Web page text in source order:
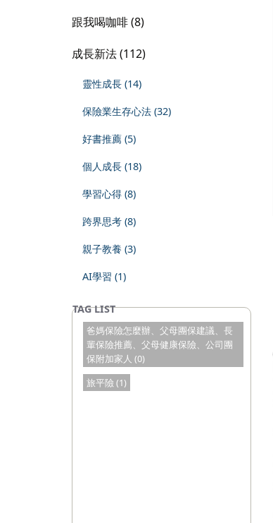
跟我喝咖啡 (8)
成長新法 (112)
靈性成長 (14)
保險業生存心法 (32)
好書推薦 (5)
個人成長 (18)
學習心得 (8)
跨界思考 (8)
親子教養 (3)
AI學習 (1)
爸媽保險怎麼辦、父母團保建議、長
輩保險推薦、父母健康保險、公司團
保附加家人 (0)
旅平險 (1)